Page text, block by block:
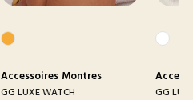
Accessoires Montres
GG LUXE WATCH GG